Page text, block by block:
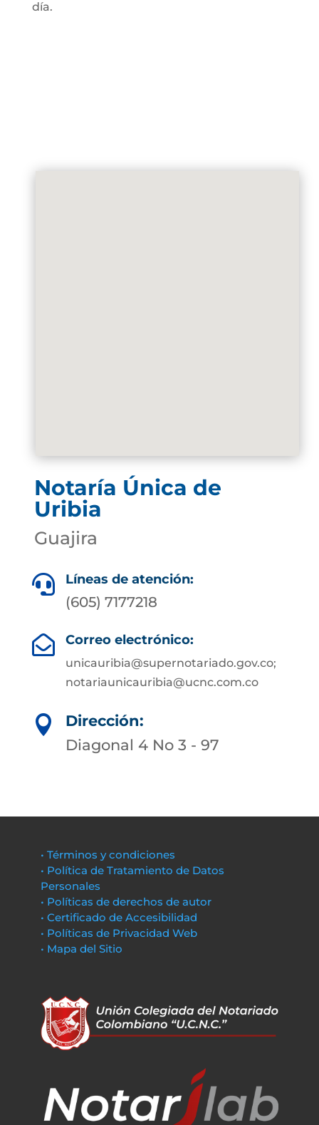
día.
Notaría Única de
Uribia
Guajira
 Líneas de atención:
(605) 7177218
 Correo electrónico:
unicauribia@supernotariado.gov.co;
notariaunicauribia@ucnc.com.co

Dirección:
Diagonal 4 No 3 - 97
• Términos y condiciones
• Política de Tratamiento de Datos
Personales
• Políticas de derechos de autor
• Certificado de Accesibilidad
• Políticas de Privacidad Web
• Mapa del Sitio